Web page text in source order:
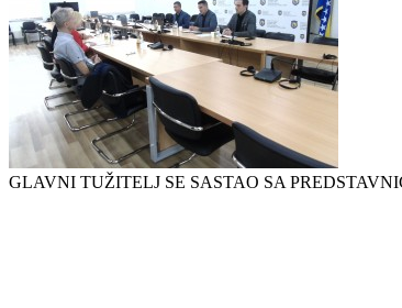
GLAVNI TUŽITELJ SE SASTAO SA